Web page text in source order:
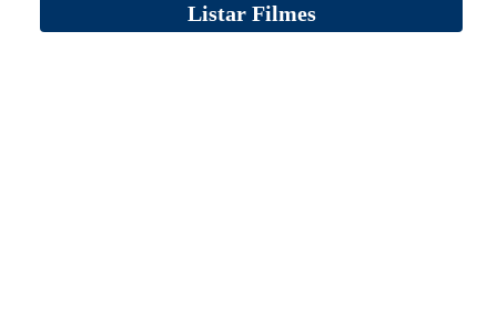
Listar Filmes